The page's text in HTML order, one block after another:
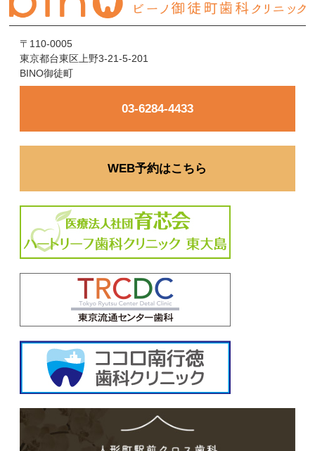
〒110-0005
東京都台東区上野3-21-5-201
BINO御徒町
03-6284-4433
WEB予約はこちら